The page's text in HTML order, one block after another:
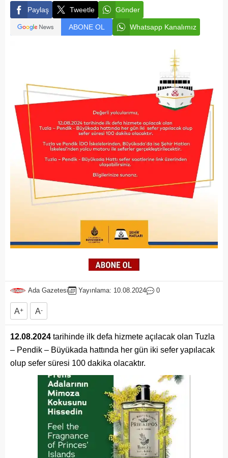
Paylaş Tweetle Gönder
ABONE OL Whatsapp Kanalımız
Ada Gazetesi Yayınlama: 10.08.2024 0
A+ A-
12.08.2024 tarihinde ilk defa hizmete açılacak olan Tuzla
– Pendik – Büyükada hattında her gün iki sefer yapılacak
olup sefer süresi 100 dakika olacaktır.